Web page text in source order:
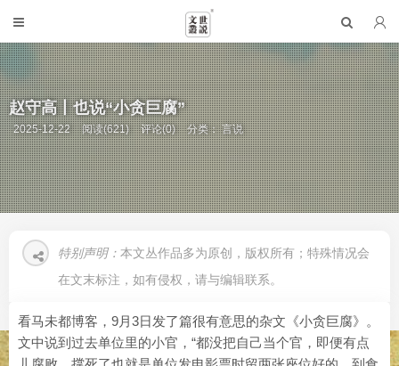
赵守高丨也说“小贪巨腐”
2025-12-22 阅读(621) 评论(0) 分类：言说
特别声明： 本文丛作品多为原创，版权所有；特殊情况会
在文末标注，如有侵权，请与编辑联系。
看马未都博客，9月3日发了篇很有意思的杂文《小贪巨腐》。
文中说到过去单位里的小官，“都没把自己当个官，即便有点